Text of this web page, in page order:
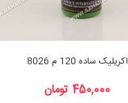
اکریلیک ساده 120 م 8026
450,000 تومان